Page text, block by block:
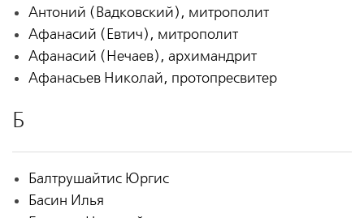
Антоний (Вадковский), митрополит
Афанасий (Евтич), митрополит
Афанасий (Нечаев), архимандрит
Афанасьев Николай, протопресвитер
Б
Балтрушайтис Юргис
Басин Илья